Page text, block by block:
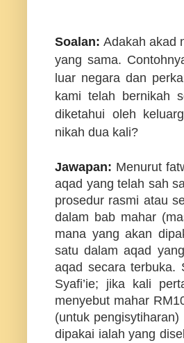
Soalan: Adakah akad
yang sama.
luar negara dan
kami telah bernikah
diketahui oleh
nikah dua kali?
Jawapan: Menurut
aqad yang telah sah
prosedur rasmi atau
dalam bab mahar
mana yang akan
satu dalam aqad
aqad secara terbuka.
Syafi’ie; jika kali
menyebut mahar
(untuk
dipakai ialah yang